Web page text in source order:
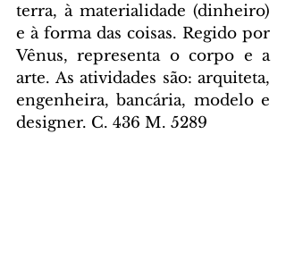
terra, à materialidade (dinheiro)
e à forma das coisas. Regido por
Vênus, representa o corpo e a
arte. As atividades são: arquiteta,
engenheira, bancária, modelo e
designer. C. 436 M. 5289